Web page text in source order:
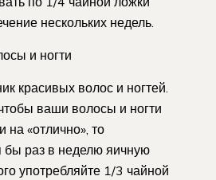
нескольких недель.
и ногти
красивых волос и ногтей.
ваши волосы и ногти
на «отлично», то
бы раз в неделю яичную
употребляйте 1/3 чайной